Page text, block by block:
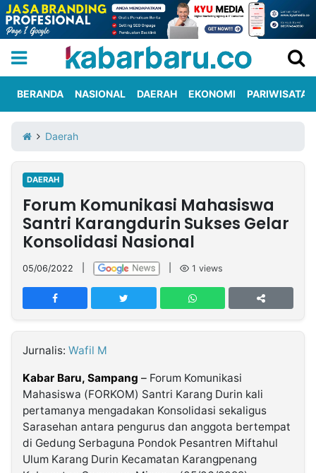
Iklan
Berita
Kami
Nasional
International
Olahraga
Entertainment
Daerah
Pariwisata
Kuliner
Kolom
Network
PT
TREETAN
INDONESIA
Partner
Insight
NTB
Suara
Time
Lens
IDN
Daily
Jogja
Jalan
Rakyat
Idealita
News
Kita
Notice
Dinamikapost.com
Radar
Baru
Seedbacklink
Follow
BERANDA NASIONAL DAERAH EKONOMI PARIWISATA
Daerah
DAERAH
Forum Komunikasi Mahasiswa
Santri Karangdurin Sukses Gelar
Konsolidasi Nasional
05/06/2022 1 views
Jurnalis: Wafil M
Kabar Baru, Sampang – Forum Komunikasi
Mahasiswa (FORKOM) Santri Karang Durin kali
pertamanya mengadakan Konsolidasi sekaligus
Sarasehan antara pengurus dan anggota bertempat
di Gedung Serbaguna Pondok Pesantren Miftahul
Ulum Karang Durin Kecamatan Karangpenang